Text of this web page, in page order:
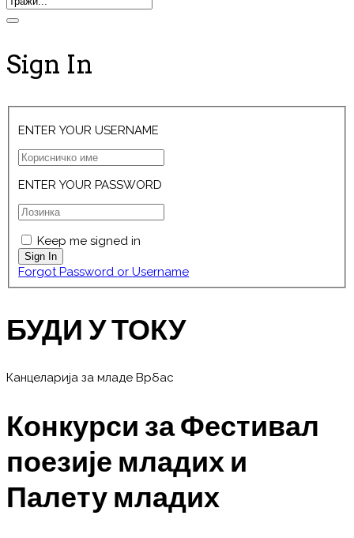
Sign In
ENTER YOUR USERNAME
ENTER YOUR PASSWORD
Keep me signed in
Forgot Password or Username
БУДИ У ТОКУ
Канцеларија за младе Врбас
Конкурси за Фестивал
поезије младих и
Палету младих